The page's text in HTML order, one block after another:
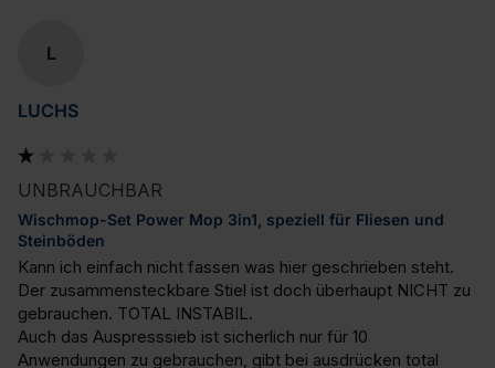
L
LUCHS
UNBRAUCHBAR
Wischmop-Set Power Mop 3in1, speziell für Fliesen und
Steinböden
Kann ich einfach nicht fassen was hier geschrieben steht.
Der zusammensteckbare Stiel ist doch überhaupt NICHT zu
gebrauchen. TOTAL INSTABIL.
Auch das Auspresssieb ist sicherlich nur für 10
Anwendungen zu gebrauchen, gibt bei ausdrücken total